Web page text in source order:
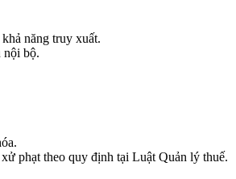
năng truy xuất.
nội bộ.
phạt theo quy định tại Luật Quản lý thuế.